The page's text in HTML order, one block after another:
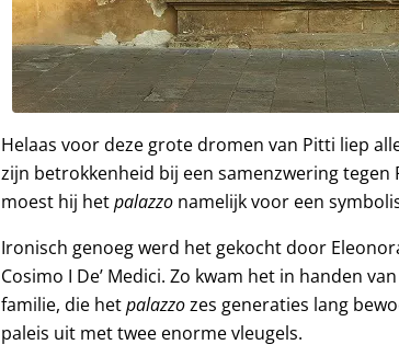
Helaas voor deze grote dromen van Pitti liep
zijn betrokkenheid bij een samenzwering tegen
moest hij hetpalazzo namelijk voor een
Ironisch genoeg werd het gekocht door
Cosimo I De’ Medici. Zo kwam het in handen
familie, die hetpalazzozes generaties lang
paleis uit met twee enorme vleugels.